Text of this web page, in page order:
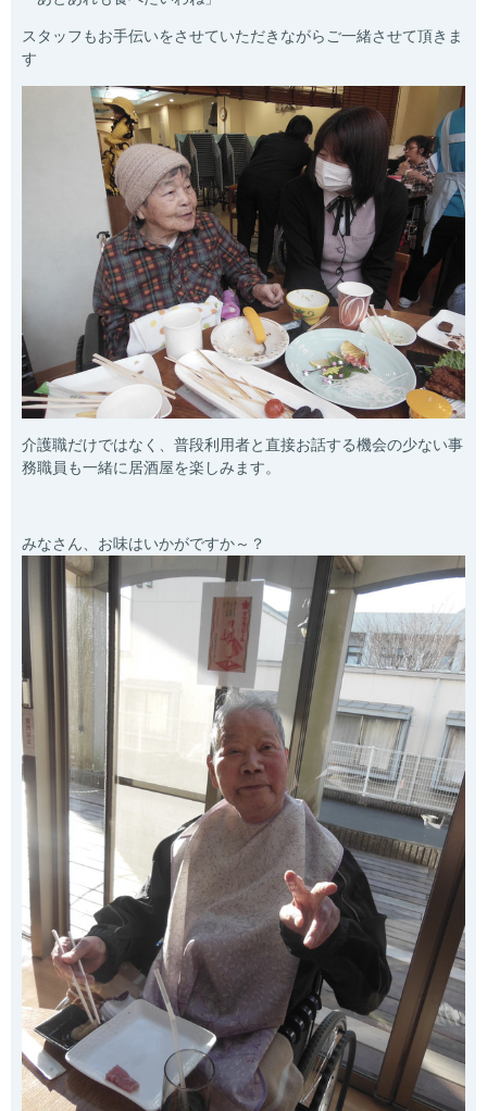
スタッフもお手伝いをさせていただきながらご一緒させて頂きま
す
介護職だけではなく、普段利用者と直接お話する機会の少ない事
務職員も一緒に居酒屋を楽しみます。
みなさん、お味はいかがですか～？